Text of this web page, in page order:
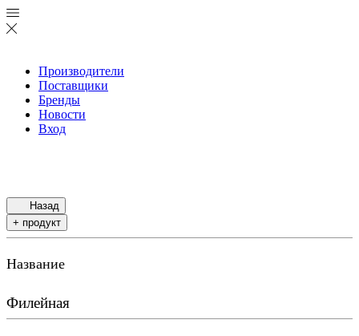
Производители
Поставщики
Бренды
Новости
Вход
Назад
+ продукт
Название
Филейная